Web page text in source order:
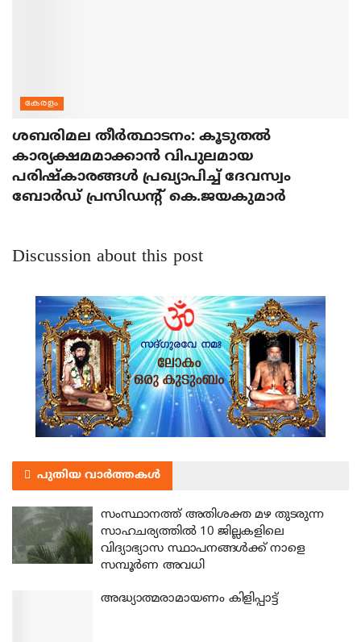
കേരളം
ശബരിമല തീര്‍ത്ഥാടനം: കൂടുതല്‍
കാര്യക്ഷമമാക്കാന്‍ വിപുലമായ
പരിഷ്‌കാരങ്ങള്‍ പ്രഖ്യാപിച്ച് ദേവസ്വം
ബോര്‍ഡ് പ്രസിഡന്റ് കെ.ജയകുമാര്‍
Discussion about this post
പുതിയ വാർത്തകൾ
സംസ്ഥാനത്ത് അതിശക്ത മഴ തുടരുന്ന
സാഹചര്യത്തിൽ 10 ജില്ലകളിലെ
വിദ്യാഭ്യാസ സ്ഥാപനങ്ങൾക്ക് നാളെ
സമ്പൂർണ അവധി
അദ്ധ്യാത്മരാമായണം കിളിപ്പാട്ട്